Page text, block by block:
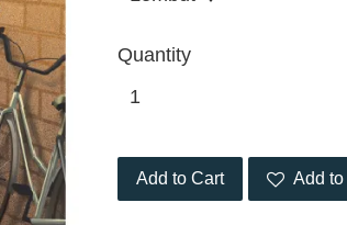
Quantity
Add to Cart Add